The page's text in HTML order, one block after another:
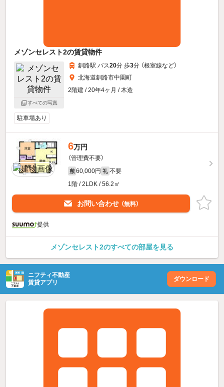
メゾンセレスト2の賃貸物件
すべての写真
釧路駅 バス20分 歩3分 （根室線など）
北海道釧路市中園町
2階建 / 20年4ヶ月 / 木造
駐車場あり
6万円
（管理費不要）
敷 60,000円 礼 不要
1階 / 2LDK / 56.2㎡
お問い合わせ （無料）
提供
メゾンセレスト2のすべての部屋を見る
ニフティ不動産
賃貸アプリ
ダウンロード